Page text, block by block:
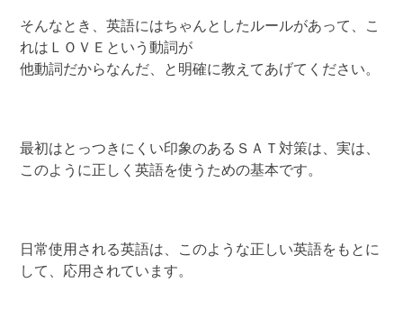
そんなとき、英語にはちゃんとしたルールがあって、こ
れはＬＯＶＥという動詞が
他動詞だからなんだ、と明確に教えてあげてください。
最初はとっつきにくい印象のあるＳＡＴ対策は、実は、
このように正しく英語を使うための基本です。
日常使用される英語は、このような正しい英語をもとに
して、応用されています。